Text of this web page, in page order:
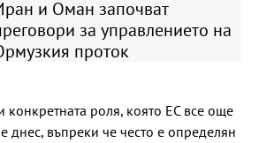
и Оман започват
за управлението на
проток
конкретната роля, която ЕС все още
днес, въпреки че често е определян